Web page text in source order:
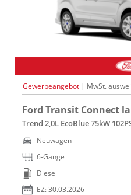
Gewerbeangebot | MwSt.
Ford Transit Connect
Trend 2,0L EcoBlue 75kW
Neuwagen
6-Gänge
Diesel
EZ: 30.03.2026